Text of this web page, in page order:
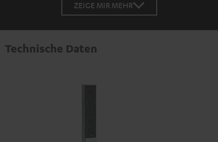
ZEIGE MIR MEHR
Technische Daten